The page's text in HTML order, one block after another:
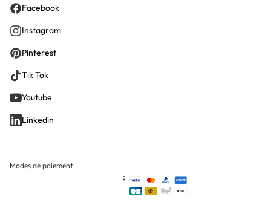
Facebook
Instagram
Pinterest
Tik Tok
Youtube
Linkedin
Modes de paiement